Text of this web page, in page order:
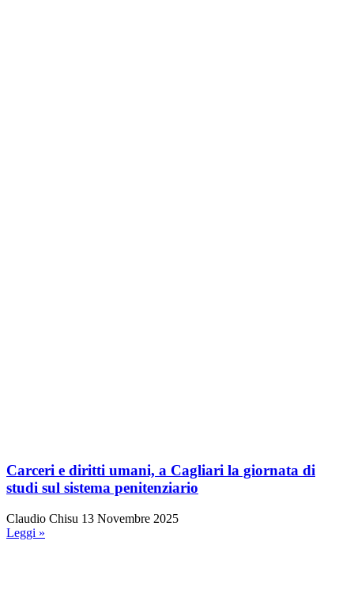
Carceri e diritti umani, a Cagliari la giornata di
studi sul sistema penitenziario
Claudio Chisu 13 Novembre 2025
Leggi »